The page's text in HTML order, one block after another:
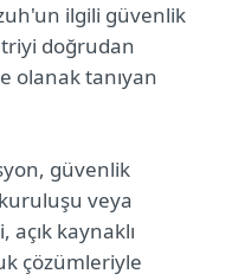
ilgili güvenlik
doğrudan
olanak tanıyan
güvenlik
veya
kaynaklı
çözümleriyle